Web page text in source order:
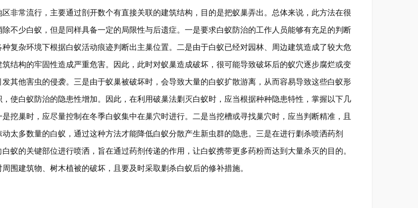
非常流行，主要通过剖开数个有直接关联的建筑结构，目的是把蚁巢弄出。总体来说，此方法在很
除不少白蚁，但是同样具备一定的局限性与后遗症。一是要求白蚁防治的工作人员能够有充足的判断
复杂环境下根据白蚁活动痕迹判断出主巢位置。二是由于白蚁已经对园林、周边建筑造成了较大危
结构的牢固性造成严重危害。因此，此时对蚁巢造成破坏，很可能导致破坏后的蚁穴逐步腐烂或变
发其他害虫的侵袭。三是由于蚁巢被破坏时，会导致大量的白蚁扩散游离，从而容易导致这些白蚁形
，使白蚁防治的隐患性增加。因此，在利用破巢法剿灭白蚁时，应当根据种种隐患特性，掌握以下几
是挖巢时，应尽量控制在冬季白蚁集中在巢穴时进行。二是当挖槽或寻找巢穴时，应当判断精准，且
太多数量的白蚁，通过这种方法才能降低白蚁分散产生新虫群的隐患。三是在进行剿杀喷洒药剂
蚁的关键部位进行喷洒，旨在通过药剂传递的作用，让白蚁携带更多药粉而达到大量杀灭的目的。
周围建筑物、树木植被的破坏，且要及时采取剿杀白蚁后的修补措施。